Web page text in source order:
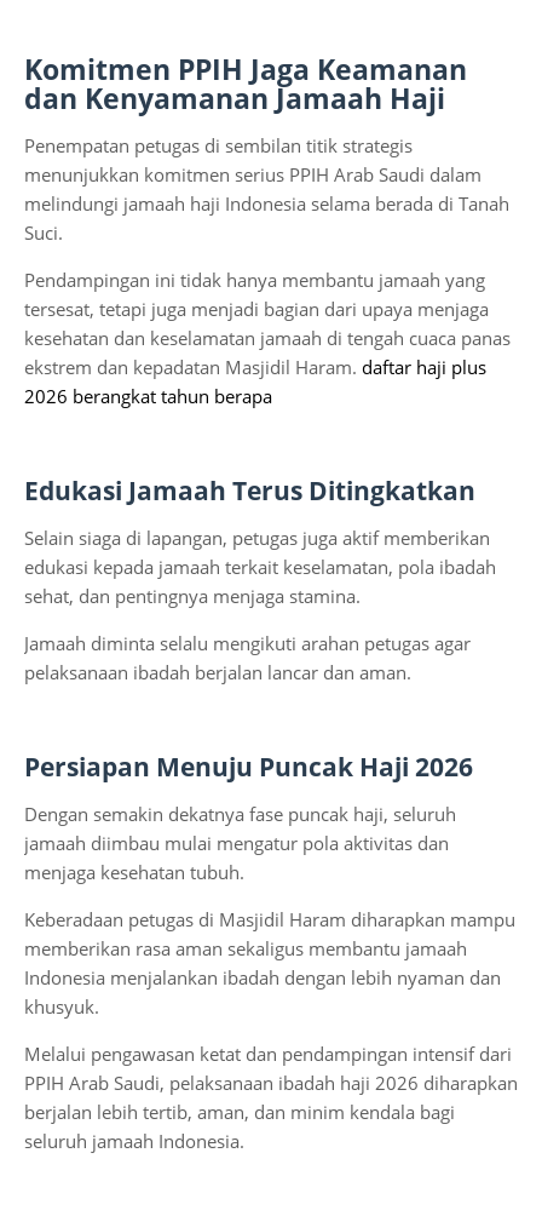
Komitmen PPIH Jaga Keamanan
dan Kenyamanan Jamaah Haji
Penempatan petugas di sembilan titik strategis
menunjukkan komitmen serius PPIH Arab Saudi dalam
melindungi jamaah haji Indonesia selama berada di Tanah
Suci.
Pendampingan ini tidak hanya membantu jamaah yang
tersesat, tetapi juga menjadi bagian dari upaya menjaga
kesehatan dan keselamatan jamaah di tengah cuaca panas
ekstrem dan kepadatan Masjidil Haram. daftar haji plus
2026 berangkat tahun berapa
Edukasi Jamaah Terus Ditingkatkan
Selain siaga di lapangan, petugas juga aktif memberikan
edukasi kepada jamaah terkait keselamatan, pola ibadah
sehat, dan pentingnya menjaga stamina.
Jamaah diminta selalu mengikuti arahan petugas agar
pelaksanaan ibadah berjalan lancar dan aman.
Persiapan Menuju Puncak Haji 2026
Dengan semakin dekatnya fase puncak haji, seluruh
jamaah diimbau mulai mengatur pola aktivitas dan
menjaga kesehatan tubuh.
Keberadaan petugas di Masjidil Haram diharapkan mampu
memberikan rasa aman sekaligus membantu jamaah
Indonesia menjalankan ibadah dengan lebih nyaman dan
khusyuk.
Melalui pengawasan ketat dan pendampingan intensif dari
PPIH Arab Saudi, pelaksanaan ibadah haji 2026 diharapkan
berjalan lebih tertib, aman, dan minim kendala bagi
seluruh jamaah Indonesia.